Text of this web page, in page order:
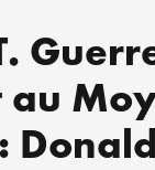
au
Donald